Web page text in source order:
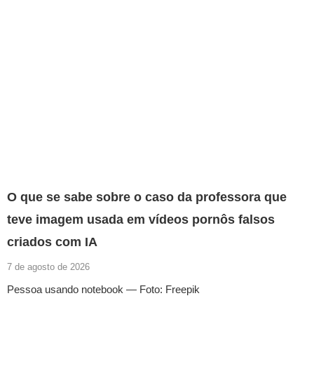
O que se sabe sobre o caso da professora que
teve imagem usada em vídeos pornôs falsos
criados com IA
7 de agosto de 2026
Pessoa usando notebook — Foto: Freepik